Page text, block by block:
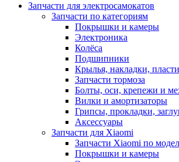
Запчасти для электросамокатов
Запчасти по категориям
Покрышки и камеры
Электроника
Колёса
Подшипники
Крылья, накладки,
Запчасти тормоза
Болты, оси, крепежи и
Вилки и амортизаторы
Грипсы, прокладки,
Аксессуары
Запчасти для Xiaomi
Запчасти Xiaomi по
Покрышки и камеры